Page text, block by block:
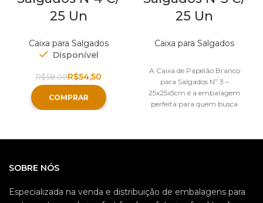
25 Un
Caixa para Salgados
Disponível
R$58,00R$54,50
COMPRAR
25 Un
Caixa para Salgados
A Caixa de Papelão Branco
para Salgados Nº 3 –
25x25x5cm é a embalagem
perfeita para quem busca
SOBRE NÓS
Especializada na venda e distribuição de embalagens para